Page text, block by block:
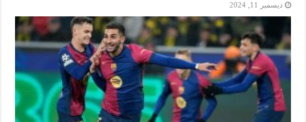
ديسمبر 11, 2024